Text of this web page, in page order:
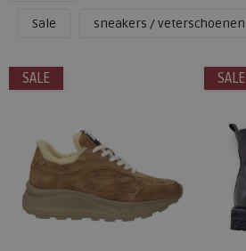
Sale sneakers / veterschoenen
SALE SALE